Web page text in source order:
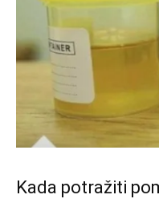
Kada potražiti